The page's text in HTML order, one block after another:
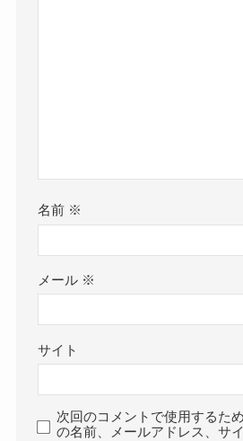
名前 ※
メール ※
サイト
次回のコメントで使用するた
の名前、メールアドレス、サ